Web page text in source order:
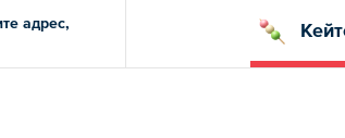
адрес,